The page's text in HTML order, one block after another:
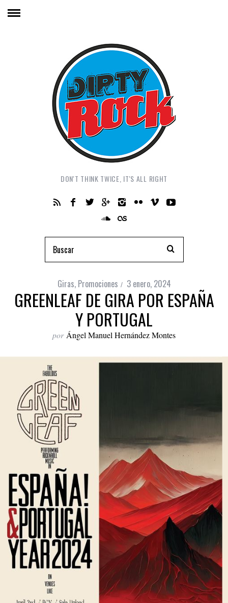
DON'T THINK TWICE, IT'S ALL RIGHT
Giras, Promociones 3 enero, 2024
GREENLEAF DE GIRA POR ESPAÑA
Y PORTUGAL
por Ángel Manuel Hernández Montes